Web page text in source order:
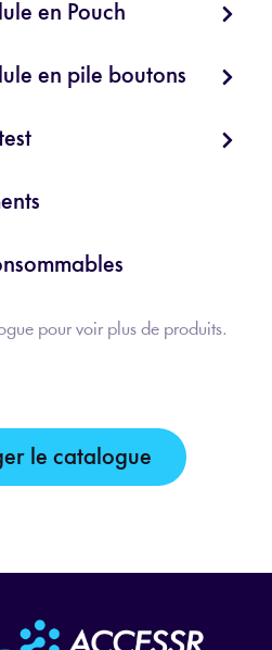
en Pouch
en pile boutons
pour voir plus de produits.
le catalogue